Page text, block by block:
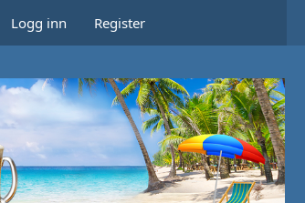
Logg inn Register